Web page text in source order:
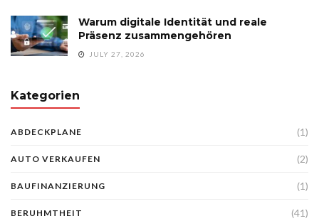
Warum digitale Identität und reale
Präsenz zusammengehören
JULY 27, 2026
Kategorien
ABDECKPLANE (1)
AUTO VERKAUFEN (2)
BAUFINANZIERUNG (1)
BERUHMTHEIT (41)